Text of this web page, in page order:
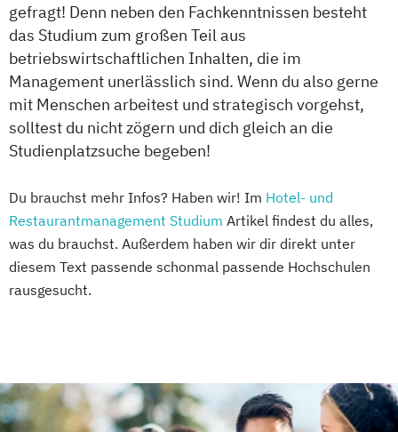
gefragt! Denn neben den Fachkenntnissen besteht
das Studium zum großen Teil aus
betriebswirtschaftlichen Inhalten, die im
Management unerlässlich sind. Wenn du also gerne
mit Menschen arbeitest und strategisch vorgehst,
solltest du nicht zögern und dich gleich an die
Studienplatzsuche begeben!
Du brauchst mehr Infos? Haben wir! Im Hotel- und
Restaurantmanagement Studium Artikel findest du alles,
was du brauchst. Außerdem haben wir dir direkt unter
diesem Text passende schonmal passende Hochschulen
rausgesucht.